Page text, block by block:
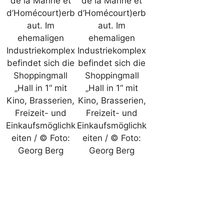
d’Homécourt)erb
aut. Im
ehemaligen
Industriekomplex
befindet sich die
Shoppingmall
„Hall in 1“ mit
Kino, Brasserien,
Freizeit- und
Einkaufsmöglichk
eiten / © Foto:
Georg Berg
d’Homécourt)erb
aut. Im
ehemaligen
Industriekomplex
befindet sich die
Shoppingmall
„Hall in 1“ mit
Kino, Brasserien,
Freizeit- und
Einkaufsmöglichk
eiten / © Foto:
Georg Berg